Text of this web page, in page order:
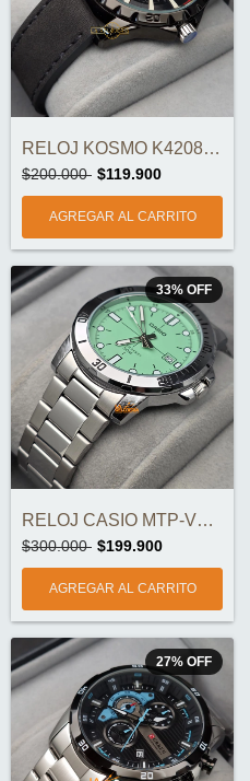
RELOJ KOSMO K4208 CLÁSICO ORIGINAL
$200.000 $119.900
33% OFF
RELOJ CASIO MTP-VD01D-3E1VUDF ORIGINAL
$300.000 $199.900
27% OFF